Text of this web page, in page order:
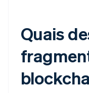
Quais